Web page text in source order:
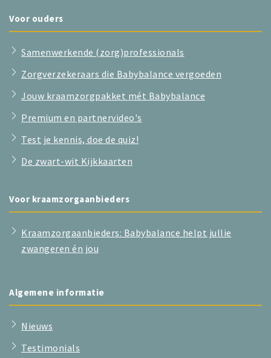
Voor ouders
Samenwerkende (zorg)professionals
Zorgverzekeraars die Babybalance vergoeden
Jouw kraamzorgpakket mét Babybalance
Premium en partnervideo's
Test je kennis, doe de quiz!
De zwart-wit Kijkkaarten
Voor kraamzorgaanbieders
Kraamzorgaanbieders: Babybalance helpt jullie
zwangeren én jou
Algemene informatie
Nieuws
Testimonials